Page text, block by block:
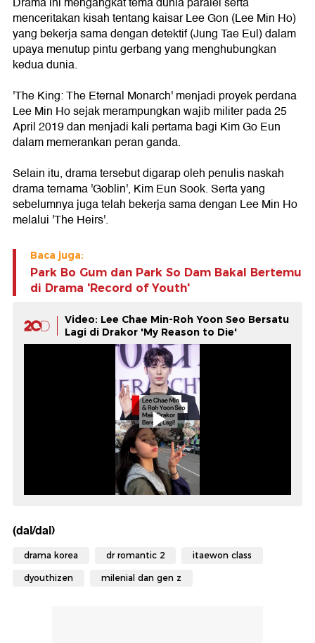
menceritakan kisah tentang kaisar Lee Gon (Lee Min Ho)
yang bekerja sama dengan detektif (Jung Tae Eul) dalam
upaya menutup pintu gerbang yang menghubungkan
kedua dunia.
'The King: The Eternal Monarch' menjadi proyek perdana
Lee Min Ho sejak merampungkan wajib militer pada 25
April 2019 dan menjadi kali pertama bagi Kim Go Eun
dalam memerankan peran ganda.
Selain itu, drama tersebut digarap oleh penulis naskah
drama ternama 'Goblin', Kim Eun Sook. Serta yang
sebelumnya juga telah bekerja sama dengan Lee Min Ho
melalui 'The Heirs'.
Baca juga:
Park Bo Gum dan Park So Dam Bakal Bertemu
di Drama 'Record of Youth'
Video: Lee Chae Min-Roh Yoon Seo Bersatu
Lagi di Drakor 'My Reason to Die'
(dal/dal)
drama korea dr romantic 2 itaewon class
dyouthizen milenial dan gen z